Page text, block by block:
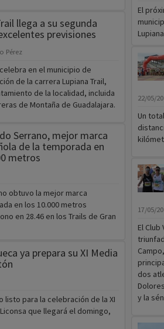
llega a su segunda
previsiones
Pérez
en el municipio de
de la carrera Lupiana Trail,
de la localidad, incluida
de Montaña de Guadalajara.
Serrano, mejor marca
de la temporada en
metros
obtuvo la mejor marca
en los 10.000 metros
en 28.46 en los Trails de Gran
ya prepara su XI Media
listo para la celebración de la XI
que llegará el domingo,
El
22/05/
Un
17/05/
El
dos
y la